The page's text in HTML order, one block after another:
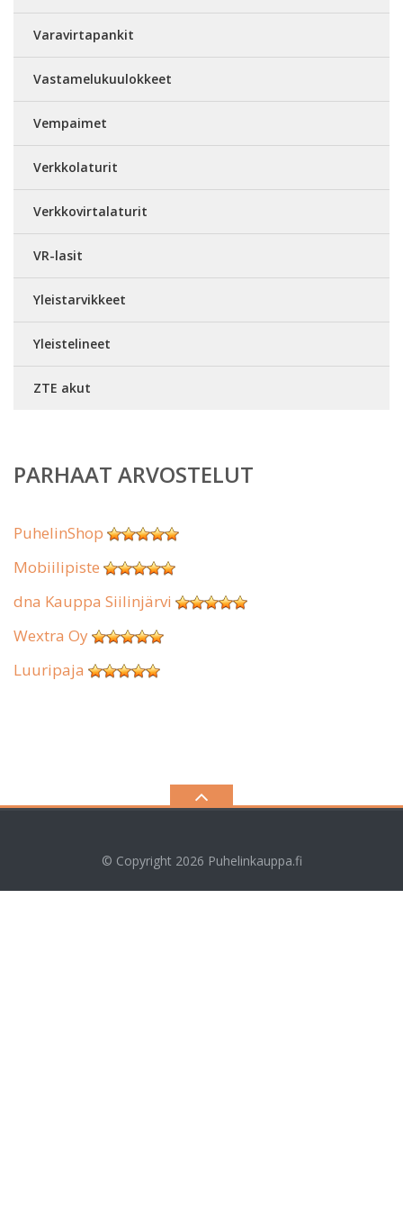
Varavirtapankit
Vastamelukuulokkeet
Vempaimet
Verkkolaturit
Verkkovirtalaturit
VR-lasit
Yleistarvikkeet
Yleistelineet
ZTE akut
PARHAAT ARVOSTELUT
PuhelinShop
Mobiilipiste
dna Kauppa Siilinjärvi
Wextra Oy
Luuripaja
© Copyright 2026 Puhelinkauppa.fi